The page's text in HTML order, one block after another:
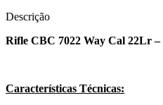
Descrição
Rifle CBC 7022 Way Cal 22Lr
Características Técnicas: